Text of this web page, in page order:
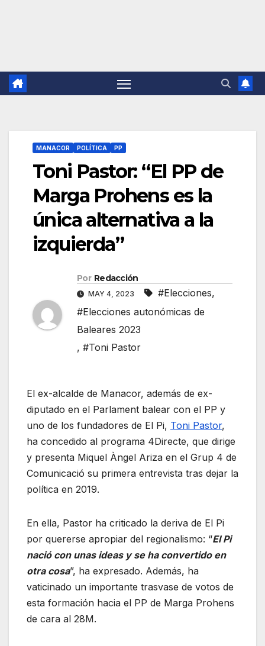
MANACOR POLÍTICA PP
Toni Pastor: “El PP de
Marga Prohens es la
única alternativa a la
izquierda”
Por Redacción
MAY 4, 2023 #Elecciones,
#Elecciones autonómicas de
Baleares 2023
, #Toni Pastor
El ex-alcalde de Manacor, además de ex-
diputado en el Parlament balear con el PP y
uno de los fundadores de El Pi, Toni Pastor,
ha concedido al programa 4Directe, que dirige
y presenta Miquel Àngel Ariza en el Grup 4 de
Comunicació su primera entrevista tras dejar la
política en 2019.
En ella, Pastor ha criticado la deriva de El Pi
por quererse apropiar del regionalismo: “El Pi
nació con unas ideas y se ha convertido en
otra cosa”, ha expresado. Además, ha
vaticinado un importante trasvase de votos de
esta formación hacia el PP de Marga Prohens
de cara al 28M.